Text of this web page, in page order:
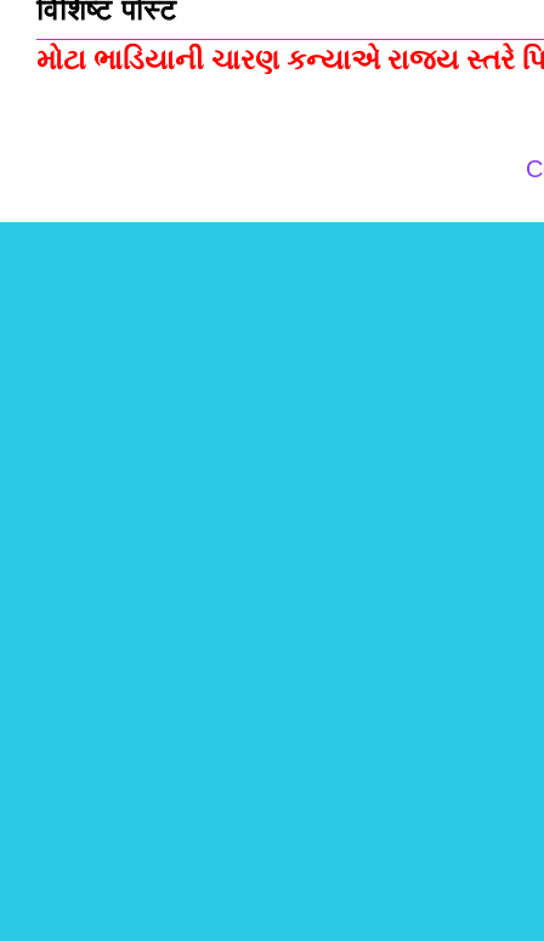
विशिष्ट पोस्ट
મોટા ભાડિયાની ચારણ કન્યાએ રાજ્ય સ્તરે